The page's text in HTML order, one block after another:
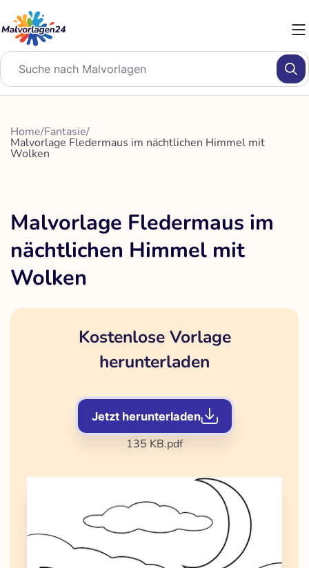
Inhalt
springen
Home/Fantasie/
Malvorlage Fledermaus im nächtlichen Himmel mit
Wolken
Malvorlage Fledermaus im
nächtlichen Himmel mit
Wolken
Kostenlose Vorlage
herunterladen
Jetzt herunterladen
135 KB.pdf